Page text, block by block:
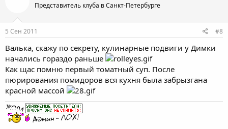
Представитель клуба в Санкт-Петербурге
5 Сен 2011 #8
Валька, скажу по секрету, кулинарные подвиги у Димки
начались гораздо раньше
Как щас помню первый томатный суп. После
пюрирования помидоров вся кухня была забрызгана
красной массой